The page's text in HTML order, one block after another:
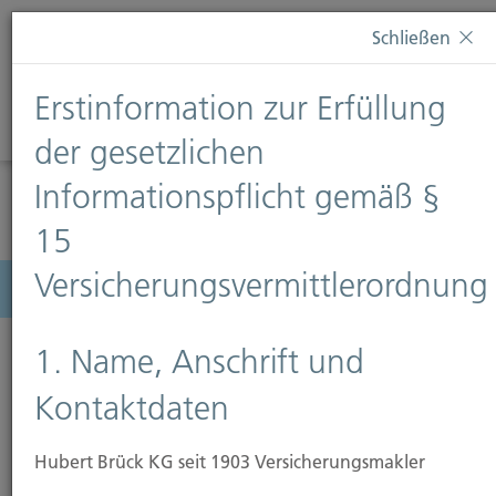
Diese Webseite verwendet Cookies. Wenn Sie weiterhin
Informationen finden Sie auf unserer SeiteDatenschutz
Diese Nachricht nicht erneut anzeigen
Menü
Schließen
Erstinformation zur Erfüllung
der gesetzlichen
Informationspflicht gemäß §
15
Versicherungsvermittlerordnung
1. Name, Anschrift und
Kontaktdaten
Hubert Brück KG seit 1903 Versicherungsmakler